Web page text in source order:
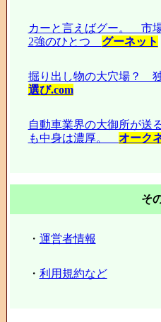
カーと言えばグー。 市
2強のひとつ グーネット
掘り出し物の大穴場？
選び.com
自動車業界の大御所が
も中身は濃厚。 オーク
そ
・ 運営者情報
・ 利用規約など